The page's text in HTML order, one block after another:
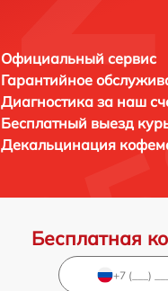
Официальный сервис
Гарантийное
Диагностика за наш
Бесплатный выезд
Декальцинация
Бесплатная